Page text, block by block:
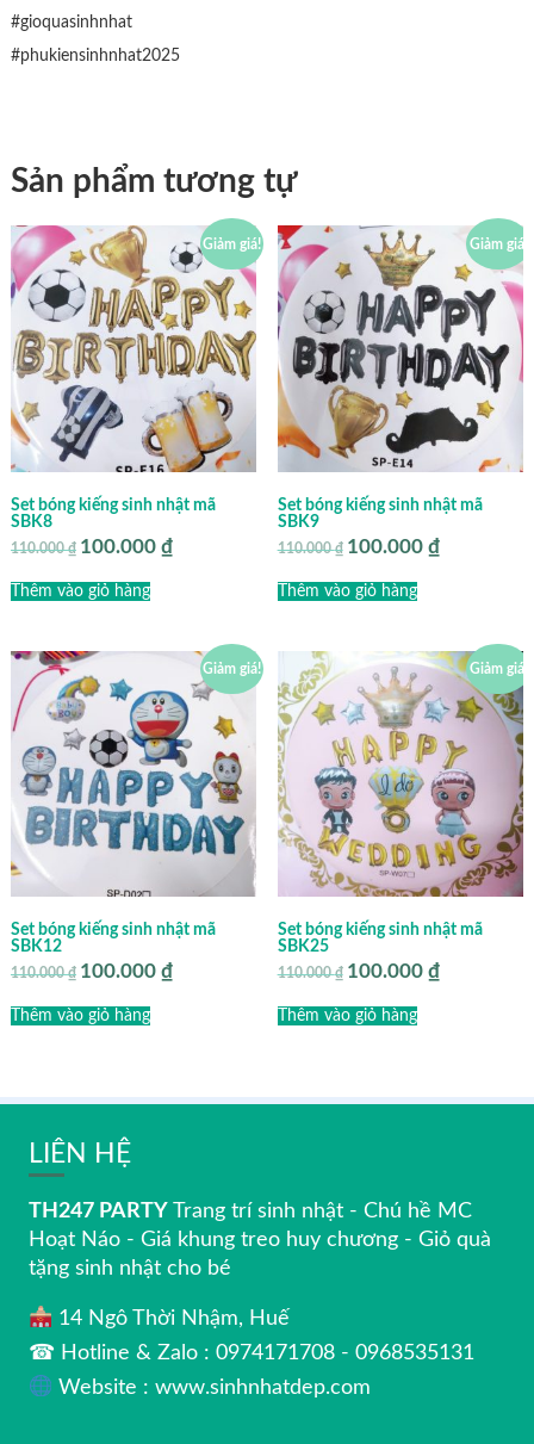
#gioquasinhnhat
#phukiensinhnhat2025
Sản phẩm tương tự
Giảm giá!
Set bóng kiếng sinh nhật mã
SBK8
110.000₫ Giá
là:
110.000 ₫.
100.000 ₫Giá
Thêm vào giỏ hàng
Giảm giá!
Set bóng kiếng sinh nhật mã
SBK9
110.000₫ Giá
là:
110.000 ₫.
100.000 ₫Giá
Thêm vào giỏ hàng
Giảm giá!
Set bóng kiếng sinh nhật mã
SBK12
110.000₫ Giá
là:
110.000 ₫.
100.000 ₫Giá
Thêm vào giỏ hàng
Giảm giá!
Set bóng kiếng sinh nhật mã
SBK25
110.000₫ Giá
là:
110.000 ₫.
100.000 ₫Giá
Thêm vào giỏ hàng
LIÊN HỆ
TH247 PARTY Trang trí sinh nhật - Chú hề MC
Hoạt Náo - Giá khung treo huy chương - Giỏ quà
tặng sinh nhật cho bé
14 Ngô Thời Nhậm, Huế
☎ Hotline & Zalo : 0974171708 - 0968535131
Website : www.sinhnhatdep.com